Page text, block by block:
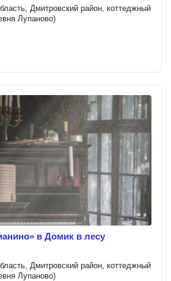
Дмитровский район, коттеджный
Лупаново)
в Домик в лесу
Дмитровский район, коттеджный
Лупаново)